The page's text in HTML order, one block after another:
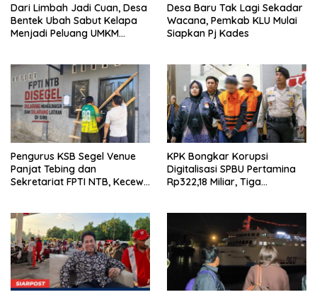
Dari Limbah Jadi Cuan, Desa
Bentek Ubah Sabut Kelapa
Menjadi Peluang UMKM
Desa Baru Tak Lagi Sekadar
Wacana, Pemkab KLU Mulai
Siapkan Pj Kades
Pengurus KSB Segel Venue
Panjat Tebing dan
Sekretariat FPTI NTB, Kecewa
KPK Bongkar Korupsi
Digitalisasi SPBU Pertamina
Rp322,18 Miliar, Tiga